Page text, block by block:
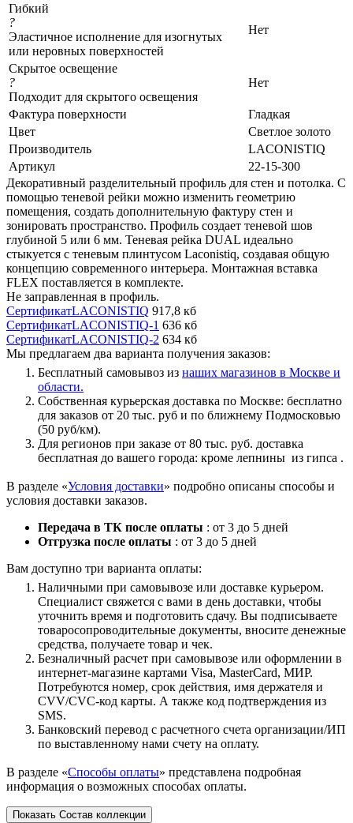
Гибкий
?
Эластичное исполнение для изогнутых
или неровных поверхностей
Нет
Скрытое освещение
?
Подходит для скрытого освещения
Нет
Фактура поверхности
Гладкая
Цвет
Светлое золото
Производитель
LACONISTIQ
Артикул
22-15-300
Декоративный разделительный профиль для стен и потолка. С
помощью теневой рейки можно изменить геометрию
помещения, создать дополнительную фактуру стен и
зонировать пространство. Профиль создает теневой шов
глубиной 5 или 6 мм. Теневая рейка DUAL идеально
стыкуется с теневым плинтусом Laconistiq, создавая общую
концепцию современного интерьера. Монтажная вставка
FLEX поставляется в комплекте.
Не заправленная в профиль.
СертификатLACONISTIQ 917,8 кб
СертификатLACONISTIQ-1 636 кб
СертификатLACONISTIQ-2 634 кб
Мы предлагаем два варианта получения заказов:
Бесплатный самовывоз из наших магазинов в Москве и
области.
Собственная курьерская доставка по Москве: бесплатно
для заказов от 20 тыс. руб и по ближнему Подмосковью
(50 руб/км).
Для регионов при заказе от 80 тыс. руб. доставка
бесплатная до вашего города: кроме лепнины из гипса .
В разделе «Условия доставки» подробно описаны способы и
условия доставки заказов.
Передача в ТК после оплаты : от 3 до 5 дней
Отгрузка после оплаты : от 3 до 5 дней
Вам доступно три варианта оплаты:
Наличными при самовывозе или доставке курьером.
Специалист свяжется с вами в день доставки, чтобы
уточнить время и подготовить сдачу. Вы подписываете
товаросопроводительные документы, вносите денежные
средства, получаете товар и чек.
Безналичный расчет при самовывозе или оформлении в
интернет-магазине картами Visa, MasterCard, МИР.
Потребуются номер, срок действия, имя держателя и
CVV/CVC-код карты. А также код подтверждения из
SMS.
Банковский перевод с расчетного счета организации/ИП
по выставленному нами счету на оплату.
В разделе «Способы оплаты» представлена подробная
информация о возможных способах оплаты.
Показать Состав коллекции